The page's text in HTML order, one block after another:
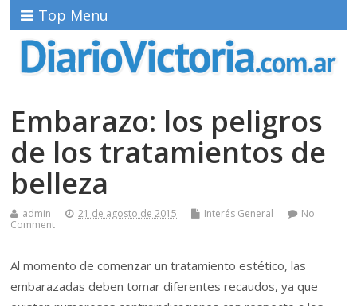
Top Menu
Embarazo: los peligros
de los tratamientos de
belleza
admin 21 de agosto de 2015 Interés General
No
Comment
Al momento de comenzar un tratamiento estético, las
embarazadas deben tomar diferentes recaudos, ya que